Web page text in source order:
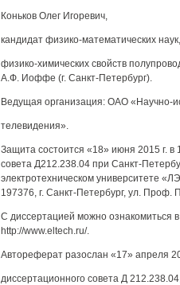
Коньков Олег Игоревич,
кандидат физико-математических
физико-химических свойств
А.Ф. Иоффе (г. Санкт-Петербург).
Ведущая организация: ОАО «Научно-
телевидения».
Защита состоится «18» июня 2015 г. в
совета Д212.238.04 при Санкт-
электротехническом университете
197376, г. Санкт-Петербург, ул. Проф.
С диссертацией можно ознакомиться
http://www.eltech.ru/.
Автореферат разослан «17» апреля
диссертационного совета Д